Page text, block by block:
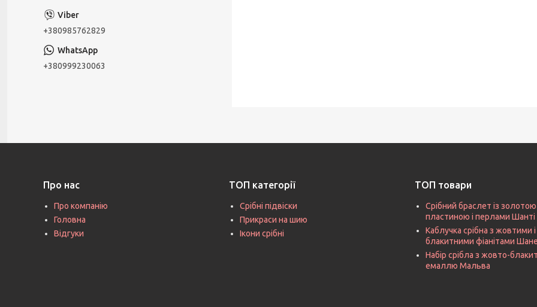
+380985762829
+380999230063
Про нас
Про компанію
Головна
Відгуки
ТОП категорії
Срібні підвіски
Прикраси на шию
Ікони срібні
ТОП товари
Срібний браслет із золотою
пластиною і перлами Шанті
Каблучка срібна з жовтими і
блакитними фіанітами
Набір срібла з жовто-
емаллю Мальва